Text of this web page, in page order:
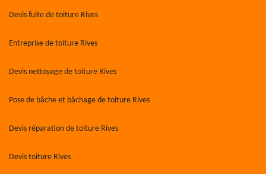
Devis fuite de toiture Rives
Entreprise de toiture Rives
Devis nettoyage de toiture Rives
Pose de bâche et bâchage de toiture Rives
Devis réparation de toiture Rives
Devis toiture Rives